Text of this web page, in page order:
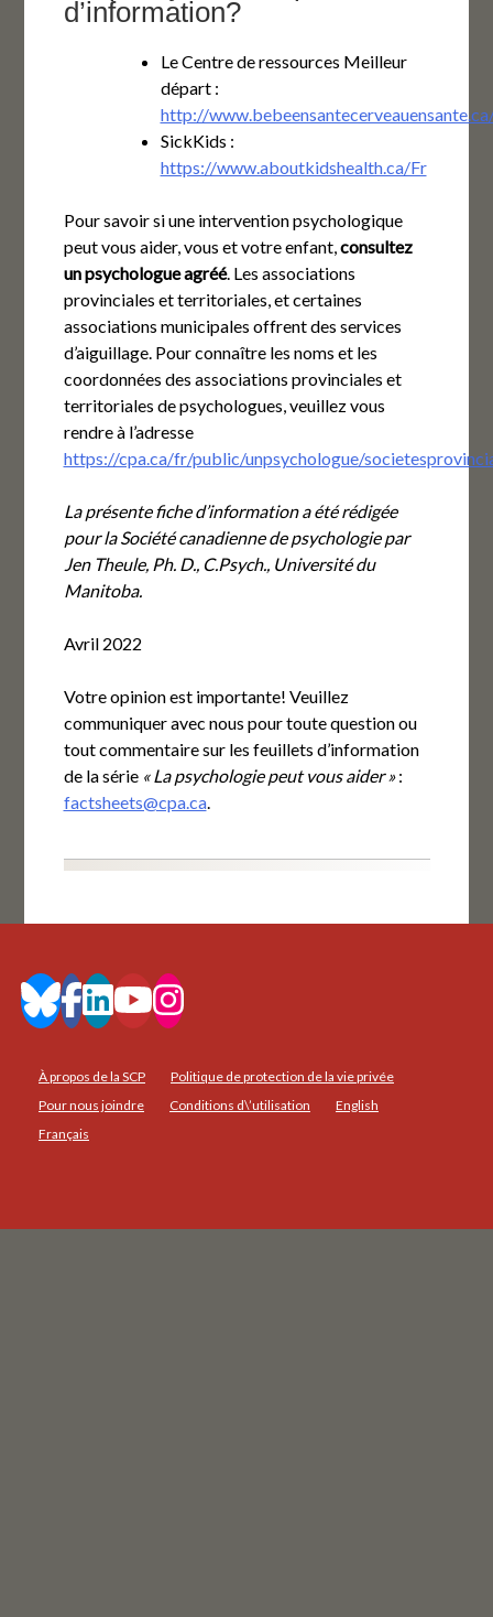
d’information?
Le Centre de ressources Meilleur
départ :
http://
SickKids :
https://www.aboutkidshealth.ca/Fr
Pour savoir si une intervention psychologique
peut vous aider, vous et votre enfant,consultez
un psychologue agréé. Les associations
provinciales et territoriales, et certaines
associations municipales offrent des services
d’aiguillage. Pour connaître les noms et les
coordonnées des associations provinciales et
territoriales de psychologues, veuillez vous
rendre à l’adresse
https://cpa.ca/fr/public/unpsychologue/
La présente fiche d’information a été rédigée
pour la Société canadienne de psychologie par
Jen Theule, Ph. D., C.Psych., Université du
Manitoba.
Avril 2022
Votre opinion est importante! Veuillez
communiquer avec nous pour toute question ou
tout commentaire sur les feuillets d’information
de la série « La psychologie peut vous aider »:
factsheets@cpa.ca.
À propos de la SCP
Politique de protection de la vie privée
Pour nous joindre
Conditions d\’utilisation
English
Français